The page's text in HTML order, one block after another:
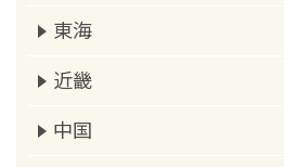
東海
近畿
中国